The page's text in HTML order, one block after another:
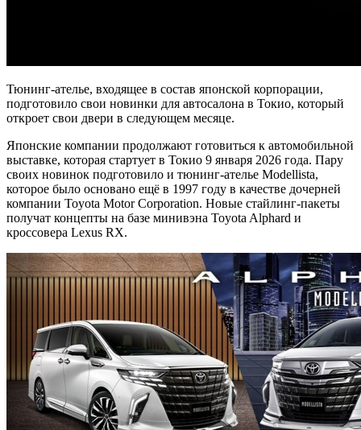
Тюнинг-ателье, входящее в состав японской корпорации,
подготовило свои новинки для автосалона в Токио, который
откроет свои двери в следующем месяце.
Японские компании продолжают готовиться к автомобильной
выставке, которая стартует в Токио 9 января 2026 года. Пару
своих новинок подготовило и тюнинг-ателье Modellista,
которое было основано ещё в 1997 году в качестве дочерней
компании Toyota Motor Corporation. Новые стайлинг-пакеты
получат концепты на базе минивэна Toyota Alphard и
кроссовера Lexus RX.